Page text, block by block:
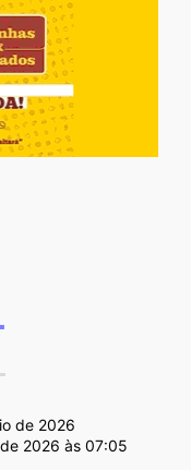
de 2026
2026 às 07:05